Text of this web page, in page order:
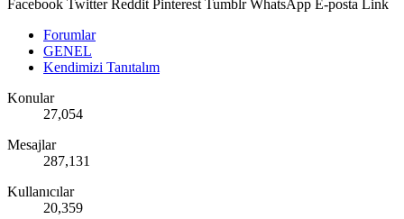
Facebook Twitter Reddit Pinterest Tumblr WhatsApp E-posta Link
Forumlar
GENEL
Kendimizi Tanıtalım
Konular
27,054
Mesajlar
287,131
Kullanıcılar
20,359